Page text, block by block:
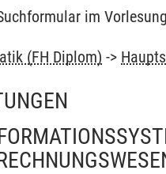
im
(FH Diplom) ->